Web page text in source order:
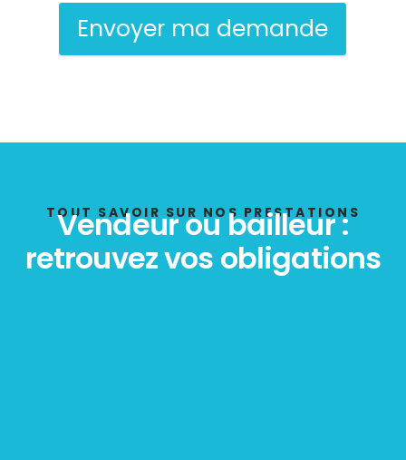
DPE
Envoyer ma demande
TOUT SAVOIR SUR NOS PRESTATIONS
Vendeur ou bailleur :
retrouvez vos obligations